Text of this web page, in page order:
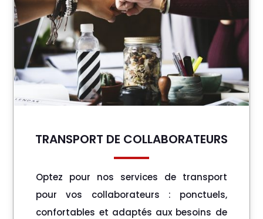
TRANSPORT DE COLLABORATEURS
Optez pour nos services de transport
pour vos collaborateurs : ponctuels,
confortables et adaptés aux besoins de